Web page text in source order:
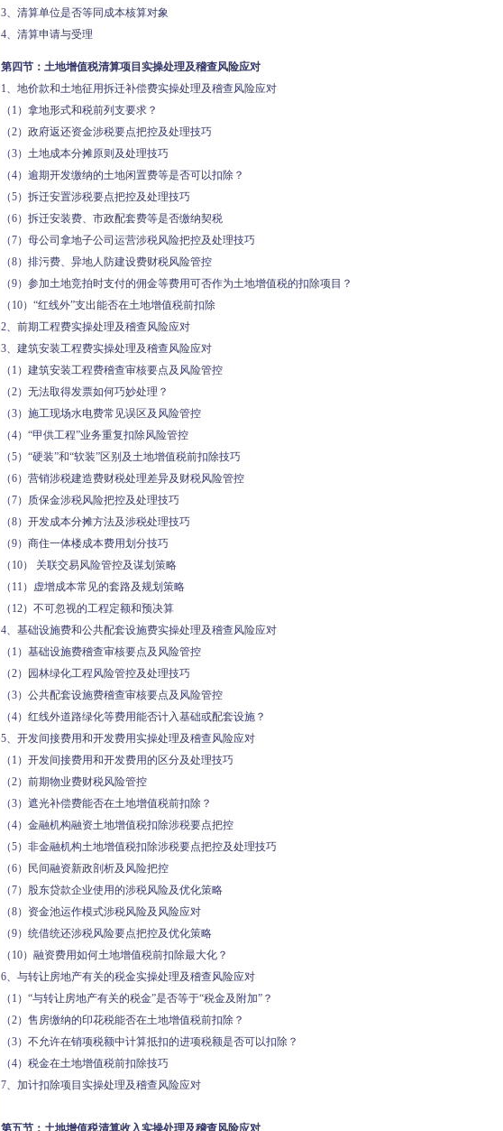
3、清算单位是否等同成本核算对象
4、清算申请与受理
第四节：土地增值税清算项目实操处理及稽查风险应对
1、地价款和土地征用拆迁补偿费实操处理及稽查风险应对
（1）拿地形式和税前列支要求？
（2）政府返还资金涉税要点把控及处理技巧
（3）土地成本分摊原则及处理技巧
（4）逾期开发缴纳的土地闲置费等是否可以扣除？
（5）拆迁安置涉税要点把控及处理技巧
（6）拆迁安装费、市政配套费等是否缴纳契税
（7）母公司拿地子公司运营涉税风险把控及处理技巧
（8）排污费、异地人防建设费财税风险管控
（9）参加土地竞拍时支付的佣金等费用可否作为土地增值税的扣除项目？
（10）“红线外”支出能否在土地增值税前扣除
2、前期工程费实操处理及稽查风险应对
3、建筑安装工程费实操处理及稽查风险应对
（1）建筑安装工程费稽查审核要点及风险管控
（2）无法取得发票如何巧妙处理？
（3）施工现场水电费常见误区及风险管控
（4）“甲供工程”业务重复扣除风险管控
（5）“硬装”和“软装”区别及土地增值税前扣除技巧
（6）营销涉税建造费财税处理差异及财税风险管控
（7）质保金涉税风险把控及处理技巧
（8）开发成本分摊方法及涉税处理技巧
（9）商住一体楼成本费用划分技巧
（10） 关联交易风险管控及谋划策略
（11）虚增成本常见的套路及规划策略
（12）不可忽视的工程定额和预决算
4、基础设施费和公共配套设施费实操处理及稽查风险应对
（1）基础设施费稽查审核要点及风险管控
（2）园林绿化工程风险管控及处理技巧
（3）公共配套设施费稽查审核要点及风险管控
（4）红线外道路绿化等费用能否计入基础或配套设施？
5、开发间接费用和开发费用实操处理及稽查风险应对
（1）开发间接费用和开发费用的区分及处理技巧
（2）前期物业费财税风险管控
（3）遮光补偿费能否在土地增值税前扣除？
（4）金融机构融资土地增值税扣除涉税要点把控
（5）非金融机构土地增值税扣除涉税要点把控及处理技巧
（6）民间融资新政剖析及风险把控
（7）股东贷款企业使用的涉税风险及优化策略
（8）资金池运作模式涉税风险及风险应对
（9）统借统还涉税风险要点把控及优化策略
（10）融资费用如何土地增值税前扣除最大化？
6、与转让房地产有关的税金实操处理及稽查风险应对
（1）“与转让房地产有关的税金”是否等于“税金及附加”？
（2）售房缴纳的印花税能否在土地增值税前扣除？
（3）不允许在销项税额中计算抵扣的进项税额是否可以扣除？
（4）税金在土地增值税前扣除技巧
7、加计扣除项目实操处理及稽查风险应对
第五节：土地增值税清算收入实操处理及稽查风险应对